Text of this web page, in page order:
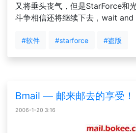
又将垂头丧气，但是StarForce和
斗争相信还将继续下去，wait and
#软件 #starforce #盗版
Bmail — 邮来邮去的享受！
2006-1-20 3:16